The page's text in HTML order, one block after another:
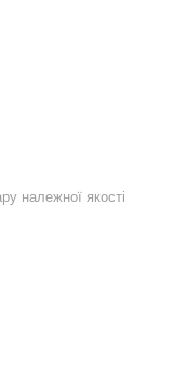
належної якості